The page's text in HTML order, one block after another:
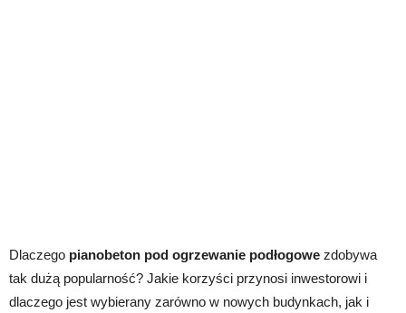
Dlaczego pianobeton pod ogrzewanie podłogowe zdobywa
tak dużą popularność? Jakie korzyści przynosi inwestorowi i
dlaczego jest wybierany zarówno w nowych budynkach, jak i